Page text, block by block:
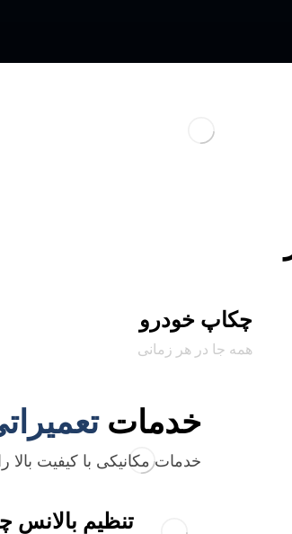
چکاپ خودرو
همه جا در هر زمانی
خدمات
خدمات مکانیکی با کیفیت
تنظیم بالانس